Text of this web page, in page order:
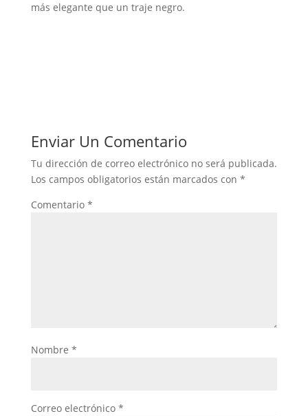
más elegante que un traje negro.
Enviar Un Comentario
Tu dirección de correo electrónico no será publicada.
Los campos obligatorios están marcados con *
Comentario *
Nombre *
Correo electrónico *